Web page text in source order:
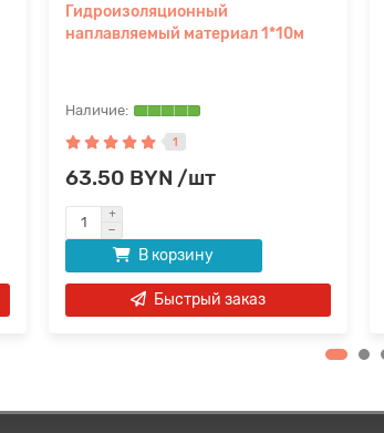
Гидроизоляционный
наплавляемый материал 1*10м
1
63.50 BYN /шт
В корзину
Быстрый заказ